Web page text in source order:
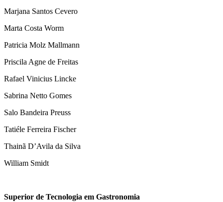
Marjana Santos Cevero
Marta Costa Worm
Patricia Molz Mallmann
Priscila Agne de Freitas
Rafael Vinicius Lincke
Sabrina Netto Gomes
Salo Bandeira Preuss
Tatiéle Ferreira Fischer
Thainã D’Avila da Silva
William Smidt
Superior de Tecnologia em Gastronomia